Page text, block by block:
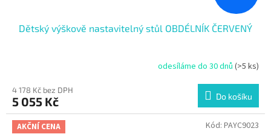
Dětský výškově nastavitelný stůl OBDÉLNÍK ČERVENÝ
odesíláme do 30 dnů (>5 ks)
4 178 Kč bez DPH
5 055 Kč Do košíku
AKČNÍ CENA Kód: PAYC9023